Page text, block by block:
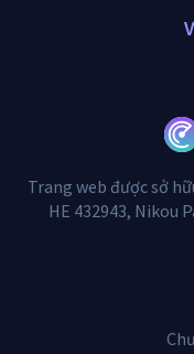
Trang web được sở
HE 432943, Nikou